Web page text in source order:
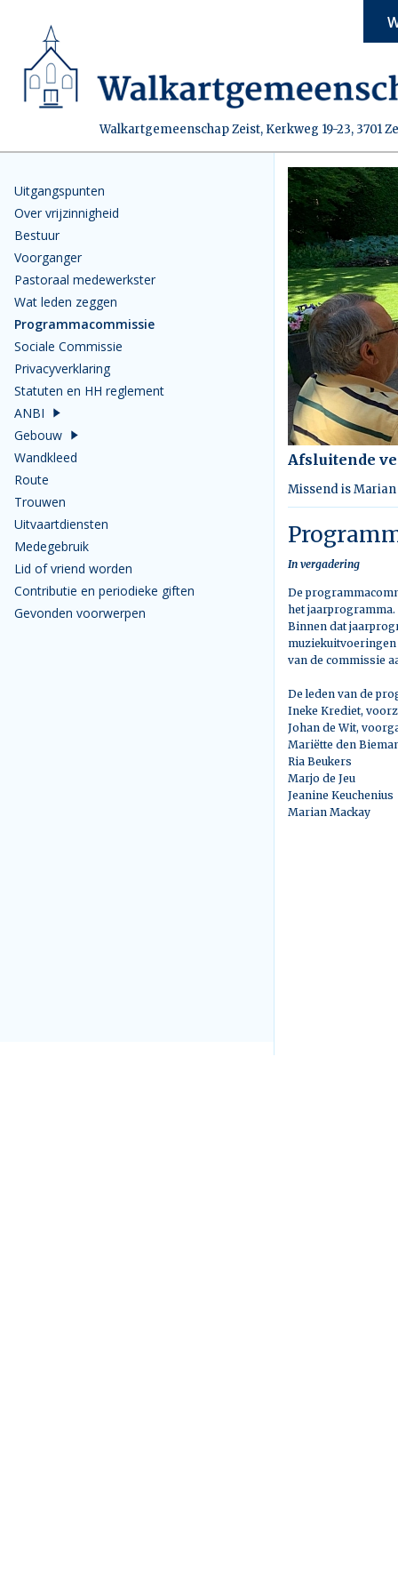
Walkartgemeenschap Zeist, Kerkweg 19-23, 3701
Uitgangspunten
Over vrijzinnigheid
Bestuur
Voorganger
Pastoraal medewerkster
Wat leden zeggen
Programmacommissie
Sociale Commissie
Privacyverklaring
Statuten en HH reglement
ANBI
Gebouw
Wandkleed
Route
Trouwen
Uitvaartdiensten
Medegebruik
Lid of vriend worden
Contributie en periodieke giften
Gevonden voorwerpen
Afsluitende
Missend is
In vergadering
De
het jaarprogramma.
Binnen dat
muziekuitvoeringen
van de commissie
De leden van de
Ineke Krediet,
Johan de Wit,
Mariëtte den
Ria Beukers
Marjo de Jeu
Jeanine Keuchenius
Marian Mackay